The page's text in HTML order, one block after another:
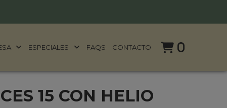
ESPECIALES FAQS CONTACTO 0
15 CON HELIO